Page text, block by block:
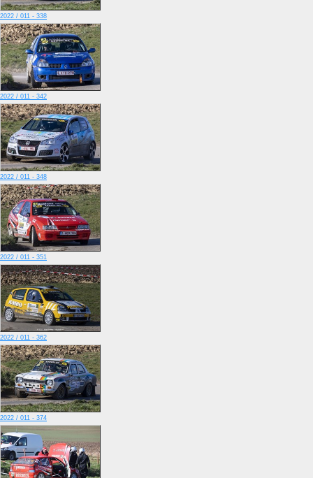
2022 / 011 - 338
2022 / 011 - 342
2022 / 011 - 348
2022 / 011 - 351
2022 / 011 - 362
2022 / 011 - 374